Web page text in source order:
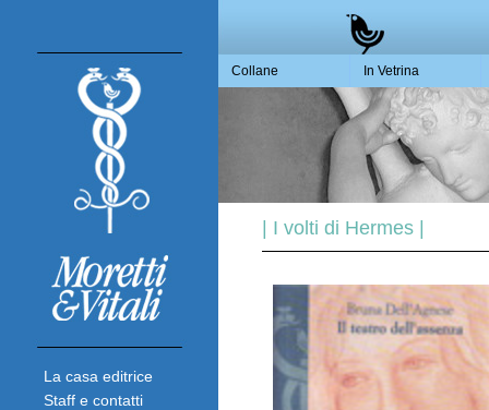
La casa editrice
Staff e contatti
Collane In Vetrina
| I volti di Hermes |